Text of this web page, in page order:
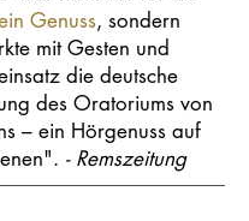
Genuss, sondern
mit Gesten und
die deutsche
des Oratoriums von
– ein Hörgenuss auf
- Remszeitung